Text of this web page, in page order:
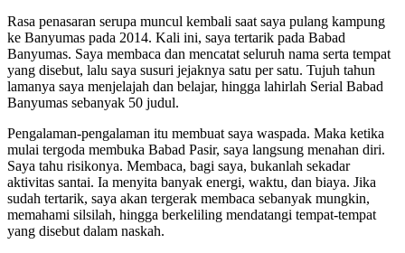
Rasa penasaran serupa muncul kembali saat saya pulang kampung
ke Banyumas pada 2014. Kali ini, saya tertarik pada Babad
Banyumas. Saya membaca dan mencatat seluruh nama serta tempat
yang disebut, lalu saya susuri jejaknya satu per satu. Tujuh tahun
lamanya saya menjelajah dan belajar, hingga lahirlah Serial Babad
Banyumas sebanyak 50 judul.
Pengalaman-pengalaman itu membuat saya waspada. Maka ketika
mulai tergoda membuka Babad Pasir, saya langsung menahan diri.
Saya tahu risikonya. Membaca, bagi saya, bukanlah sekadar
aktivitas santai. Ia menyita banyak energi, waktu, dan biaya. Jika
sudah tertarik, saya akan tergerak membaca sebanyak mungkin,
memahami silsilah, hingga berkeliling mendatangi tempat-tempat
yang disebut dalam naskah.